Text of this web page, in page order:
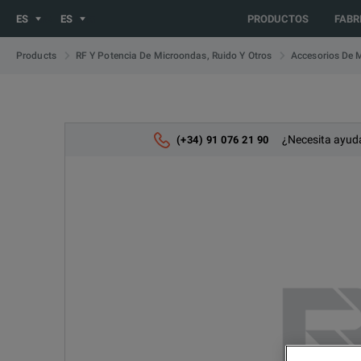
You are browsing the ES site. Would you like to be
ES ES PRODUCTOS
Products RF Y Potencia De Microondas, Ruido Y Otros Accesorios De
(+34) 91 076 21 90 ¿Necesita